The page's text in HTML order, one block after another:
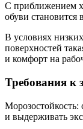
С приближением
обуви становится
В условиях
поверхностей
и комфорт на
Требования к
Морозостойкость:
и выдерживать